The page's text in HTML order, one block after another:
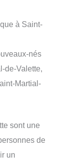
à Saint-
nés
de-Valette,
Martial-
sont une
de
un